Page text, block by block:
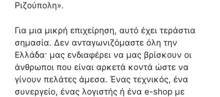
Ριζούπολη».
Για μια μικρή επιχείρηση, αυτό έχει τεράστια
σημασία. Δεν ανταγωνιζόμαστε όλη την
Ελλάδα· μας ενδιαφέρει να μας βρίσκουν οι
άνθρωποι που είναι αρκετά κοντά ώστε να
γίνουν πελάτες άμεσα. Ένας τεχνικός, ένα
συνεργείο, ένας λογιστής ή ένα e-shop με